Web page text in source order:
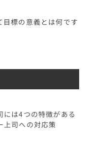
目標の意義とは何です
には4つの特徴がある
上司への対応策